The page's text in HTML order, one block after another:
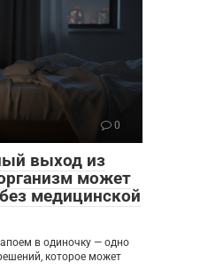
0
выход из
может
медицинской
в одиночку — одно
которое может